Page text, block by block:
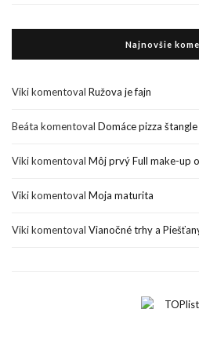
Najnovšie
Vikikomentoval Ružova je fajn
Beáta komentoval Domáce pizza štangle
Vikikomentoval Môj prvý Full make-up
Vikikomentoval Moja maturita
Vikikomentoval Vianočné trhy a